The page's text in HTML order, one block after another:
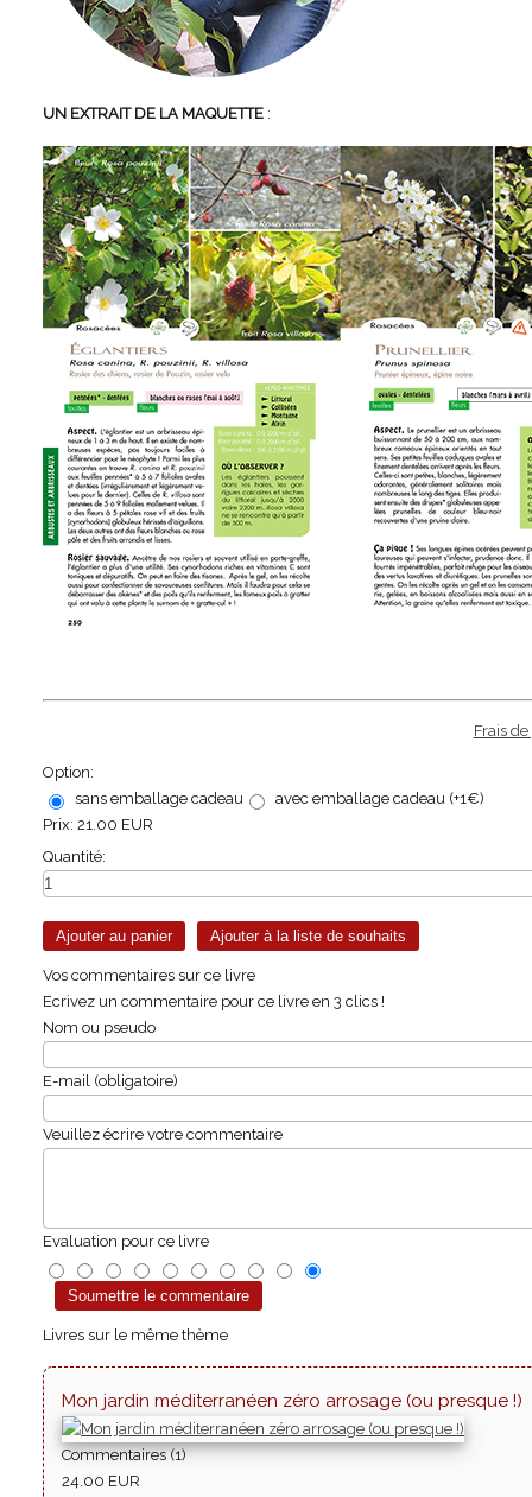
UN EXTRAIT DE LA MAQUETTE :
Frais
Option:
sans emballage cadeau
avec emballage cadeau (+1€)
Prix: 21.00 EUR
Quantité:
Vos commentaires sur ce livre
Ecrivez un commentaire pour ce livre en 3 clics !
Nom ou pseudo
E-mail (obligatoire)
Veuillez écrire votre commentaire
Evaluation pour ce livre
Livres sur le même thème
Mon jardin méditerranéen zéro arrosage (ou presque !)
Commentaires (1)
24.00 EUR